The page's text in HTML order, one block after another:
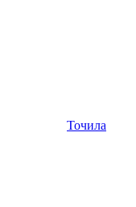
Точила